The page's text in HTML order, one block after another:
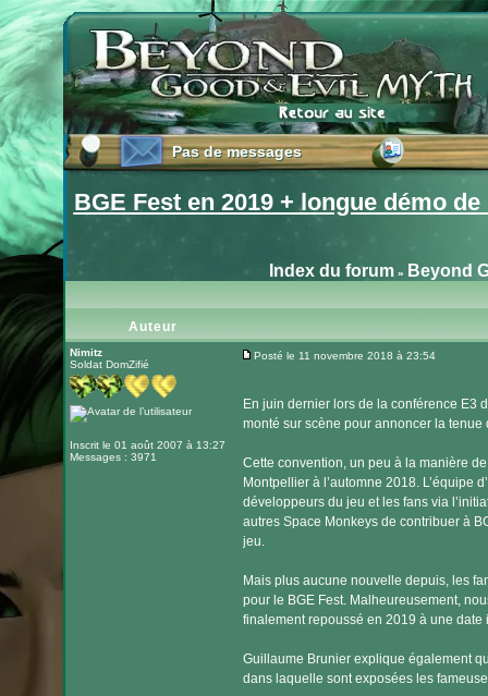
Pas de messages
Pas de messages
BGE Fest en 2019 + longue démo
Index du forum» Beyond
Auteur
Nimitz
Soldat DomZifié
Inscrit le 01 août 2007 à 13:27
Messages : 3971
Posté le 11 novembre 2018 à 23:54
En juin dernier lors de la conférence E3
monté sur scène pour annoncer la
Cette convention, un peu à la manière
Montpellier à l’automne 2018. L’équipe
développeurs du jeu et les fans via
autres Space Monkeys de contribuer à
jeu.
Mais plus aucune nouvelle depuis, les
pour le BGE Fest. Malheureusement,
finalement repoussé en 2019 à une date
Guillaume Brunier explique également
dans laquelle sont exposées les